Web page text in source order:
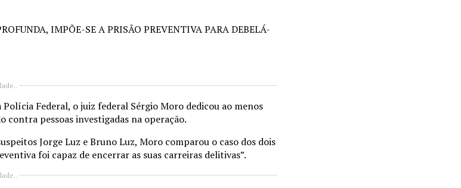
IMPÕE-SE A PRISÃO PREVENTIVA PARA DEBELÁ-
Federal, o juiz federal Sérgio Moro dedicou ao menos
contra pessoas investigadas na operação.
Jorge Luz e Bruno Luz, Moro comparou o caso dos dois
foi capaz de encerrar as suas carreiras delitivas”.